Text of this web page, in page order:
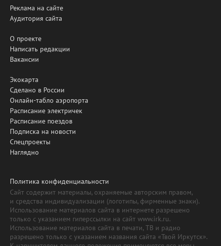
Реклама на сайте
Аудитория сайта
О проекте
Написать редакции
Вакансии
Экокарта
Сделано в России
Онлайн-табло аэропорта
Расписание электричек
Расписание поездов
Подписка на новости
Спецпроекты
Наглядно
Политика конфиденциальности
Сайт содержит материалы, охраняемые авторским правом,
и средства индивидуализации (логотипы, фирменные знаки).
Использование материалов сайта в интернете разрешено
только с указанием гиперссылки на сайт www.irk.ru.
Использование материалов сайта в печати, ТВ и радио
разрешено только с указанием названия сайта «Твой Иркутск».